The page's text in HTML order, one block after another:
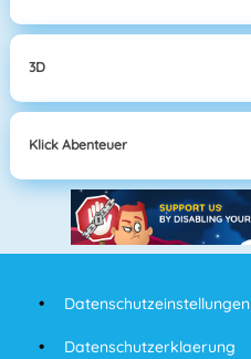
3D
Klick Abenteuer
Datenschutzeinstellungen
Datenschutzerklaerung